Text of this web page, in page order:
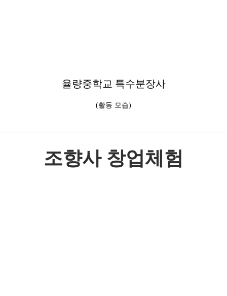
율량중학교 특수분장사
(활동 모습)
조향사 창업체험